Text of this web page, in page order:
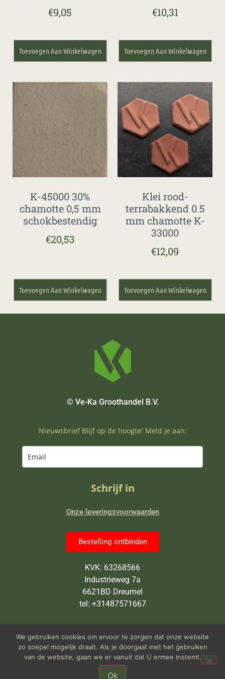
€9,05
Toevoegen Aan Winkelwagen
€10,31
Toevoegen Aan Winkelwagen
K-45000 30%
chamotte 0,5 mm
schokbestendig
€20,53
Toevoegen Aan Winkelwagen
Klei rood-
terrabakkend 0.5
mm chamotte K-
33000
€12,09
Toevoegen Aan Winkelwagen
© Ve-Ka Groothandel B.V.
Nieuwsbrief Blijf op de hoogte! Meld je aan:
Schrijf in
Onze leveringsvoorwaarden
Bestelling ontbinden
KVK: 63268566
Industrieweg 7a
6621BD Dreumel
tel: +31487571667
Wij zijn van maandag tot en met
vrijdag open van 9 tot 5 uur
We gebruiken cookies om ervoor te zorgen dat onze website
zo soepel mogelijk draait. Als je doorgaat met het gebruiken
van de website, gaan we er vanuit dat U ermee instemt.
Ok